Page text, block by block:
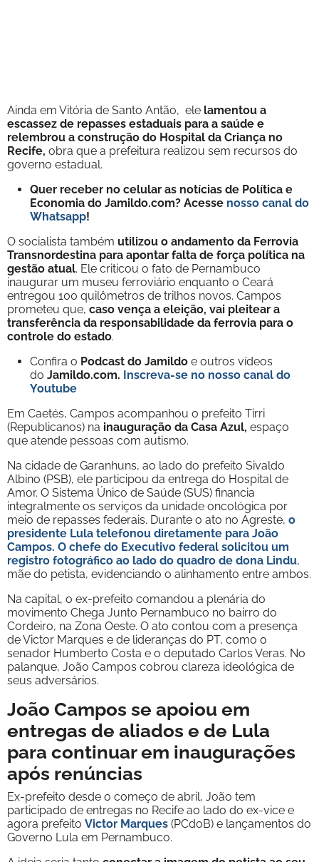
Ainda em Vitória de Santo Antão, ele lamentou a
escassez de repasses estaduais para a saúde e
relembrou a construção do Hospital da Criança no
Recife, obra que a prefeitura realizou sem recursos do
governo estadual.
Quer receber no celular as notícias de Política e
Economia do Jamildo.com? Acesse nosso canal do
Whatsapp!
O socialista também utilizou o andamento da Ferrovia
Transnordestina para apontar falta de força política na
gestão atual. Ele criticou o fato de Pernambuco
inaugurar um museu ferroviário enquanto o Ceará
entregou 100 quilômetros de trilhos novos. Campos
prometeu que, caso vença a eleição, vai pleitear a
transferência da responsabilidade da ferrovia para o
controle do estado.
Confira o Podcast do Jamildo e outros vídeos
do Jamildo.com. Inscreva-se no nosso canal do
Youtube
Em Caetés, Campos acompanhou o prefeito Tirri
(Republicanos) na inauguração da Casa Azul, espaço
que atende pessoas com autismo.
Na cidade de Garanhuns, ao lado do prefeito Sivaldo
Albino (PSB), ele participou da entrega do Hospital de
Amor. O Sistema Único de Saúde (SUS) financia
integralmente os serviços da unidade oncológica por
meio de repasses federais. Durante o ato no Agreste, o
presidente Lula telefonou diretamente para João
Campos. O chefe do Executivo federal solicitou um
registro fotográfico ao lado do quadro de dona Lindu,
mãe do petista, evidenciando o alinhamento entre ambos.
Na capital, o ex-prefeito comandou a plenária do
movimento Chega Junto Pernambuco no bairro do
Cordeiro, na Zona Oeste. O ato contou com a presença
de Victor Marques e de lideranças do PT, como o
senador Humberto Costa e o deputado Carlos Veras. No
palanque, João Campos cobrou clareza ideológica de
seus adversários.
João Campos se apoiou em
entregas de aliados e de Lula
para continuar em inaugurações
após renúncias
Ex-prefeito desde o começo de abril, João tem
participado de entregas no Recife ao lado do ex-vice e
agora prefeito Victor Marques (PCdoB) e lançamentos do
Governo Lula em Pernambuco.